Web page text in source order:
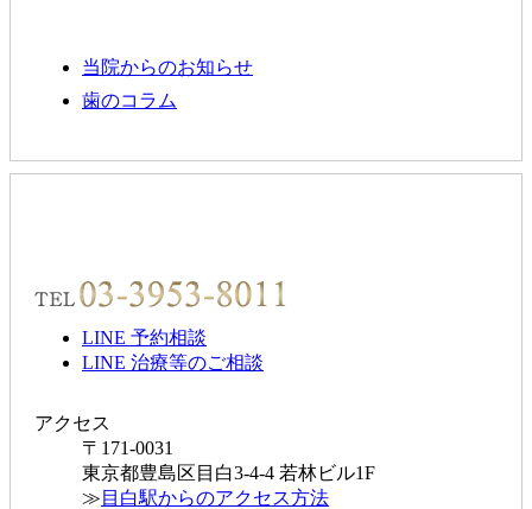
当院からのお知らせ
歯のコラム
LINE 予約相談
LINE 治療等のご相談
アクセス
〒171-0031
東京都豊島区目白3-4-4 若林ビル1F
≫ 目白駅からのアクセス方法